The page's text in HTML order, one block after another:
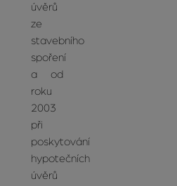
úvěrů
ze
stavebního
spoření
a od
roku
2003
při
poskytování
hypotečních
úvěrů